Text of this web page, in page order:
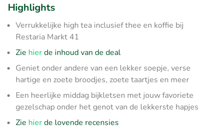
Highlights
Verrukkelijke high tea inclusief thee en koffie bij
Restaria Markt 41
Zie hierde inhoud van de deal
Geniet onder andere van een lekker soepje, verse
hartige en zoete broodjes, zoete taartjes en meer
Een heerlijke middag bijkletsen met jouw favoriete
gezelschap onder het genot van de lekkerste hapjes
Zie hierde lovende recensies